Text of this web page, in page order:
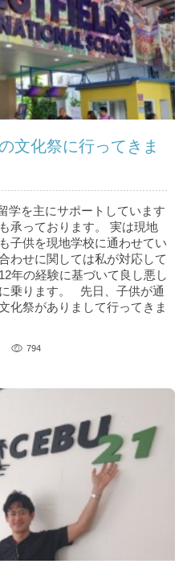
文化祭に行ってきま
学を主にサポートしています
承っております。 実は現地
子供を現地学校に通わせてい
わせに関しては私が対応して
年の経験に基づいて良し悪し
乗ります。 先日、子供が通
化祭がありまして行ってきま
794